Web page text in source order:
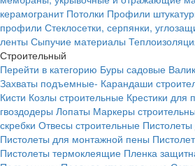
керамогранит Потолки Профили
профили Стеклосетки, серпянки,
ленты Сыпучие материалы
Строительный
Перейти в категорию Буры садовые
Захваты подъемные- Карандаши
Кисти Козлы строительные Крестики для
гвоздодеры Лопаты Маркеры
скребки Отвесы строительные Пистолеты
Пистолеты для монтажной пены
Пистолеты термоклеящие Пленка